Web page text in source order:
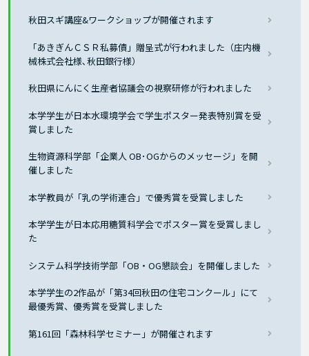
秋田スギ講座&ワークショップが開催されます
「あきぎんＣＳＲ私募債」贈呈式が行われました（庄内機
械株式会社様､秋田銀行様）
秋田県にんにく生産者協議会の視察研修が行われました
本学学生が日本水環境学会で学生ポスター発表特別賞を受
賞しました
生物資源科学部「企業人 OB･OGからのメッセージ」を開
催しました
本学教員が「乳の学術連合」で優秀賞を受賞しました
本学学生が日本応用糖質科学会でポスター賞を受賞しまし
た
システム科学技術学部「OB・OG懇談会」を開催しました
本学学生の2作品が「第34回秋田の住宅コンクール」にて
最優秀賞、優秀賞を受賞しました
第161回「森林科学セミナー」が開催されます